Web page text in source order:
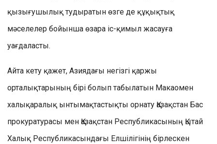
қызығушылық тудыратын өзге де құқықтық
мәселелер бойынша өзара іс-қимыл жасауға
уағдаласты.
Айта кету қажет, Азиядағы негізгі қаржы
орталықтарының бірі болып табылатын Макаомен
халықаралық ынтымақтастықты орнату Қазақстан Бас
прокуратурасы мен Қазақстан Республикасының Қытай
Халық Республикасындағы Елшілігінің бірлескен